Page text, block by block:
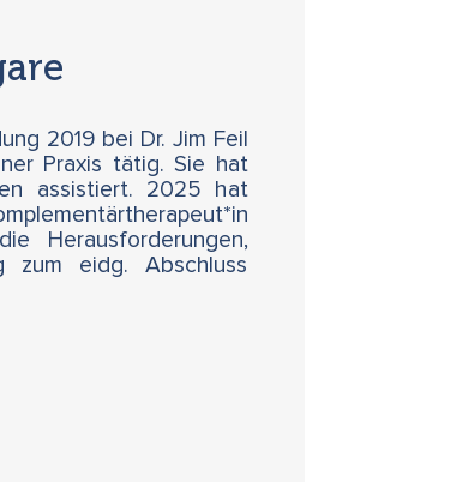
2019 bei Dr. Jim Feil
Praxis tätig. Sie hat
assistiert. 2025 hat
Herausforderungen,
zum eidg. Abschluss